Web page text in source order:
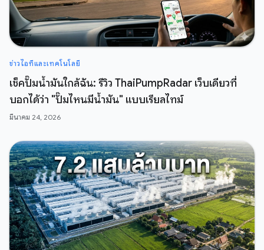
ข่าวไอทีและเทคโนโลยี
เช็คปั๊มน้ำมันใกล้ฉัน: รีวิว ThaiPumpRadar เว็บเดียวที่
บอกได้ว่า "ปั๊มไหนมีน้ำมัน" แบบเรียลไทม์
มีนาคม 24, 2026